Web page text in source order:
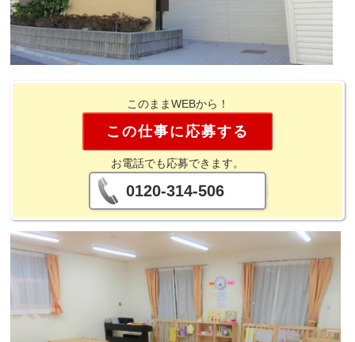
このままWEBから！
この仕事に応募する
お電話でも応募できます。
0120-314-506